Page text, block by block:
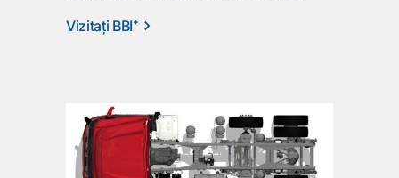
Vizitaţi BBI⁺